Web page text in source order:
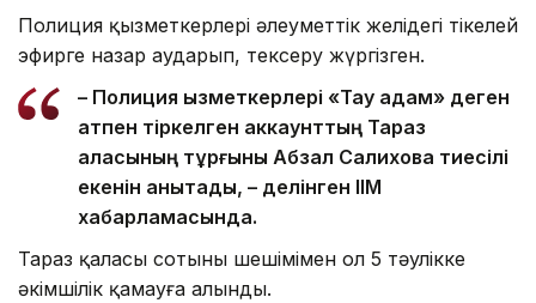
Полиция қызметкерлері әлеуметтік желідегі тікелей
эфирге назар аударып, тексеру жүргізген.
– Полиция қызметкерлері «Тау адам» деген
атпен тіркелген аккаунттың Тараз
қаласының тұрғыны Абзал Салиховқа тиесілі
екенін анықтады, – делінген ІІМ
хабарламасында.
Тараз қаласы сотының шешімімен ол 5 тәулікке
әкімшілік қамауға алынды.